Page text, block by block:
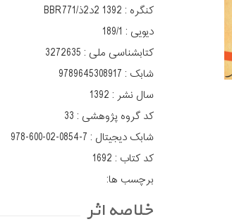
کنگره : BBR771‫‭/ذ2د2 1392
دیویی : 189/1
کتابشناسی ملی : 3272635
شابک : 9789645308917
سال نشر : 1392
کد گروه پژوهشی : 33
شابک دیجیتال : 978-600-02-0854-7
کد کتاب : 1692
برچسب ها:
خلاصه اثر